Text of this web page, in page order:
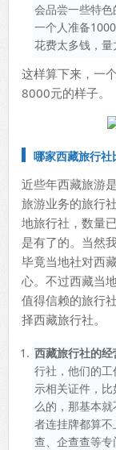
会品尝一些特色
一个人准备
花费太多钱，量
这样算下来，一
8000元的样子。
哪家西藏旅行社
近些年西藏旅游
旅游业务的旅行
地旅行社，数量
是有了的。当然
毕竟当地社对西
心。不过西藏当
值得信赖的旅行
择西藏旅行社。
西藏旅行社的
行社，他们的
示相关证件，
么的，那基本
者连挂牌都算
查、企查查等